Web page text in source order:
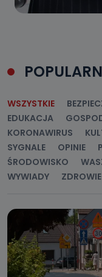
WSZYSTKIE
EDUKACJA
KORONAWIRUS
SYGNALE
OPINIE
ŚRODOWISKO
WYWIADY
ZDROWIE